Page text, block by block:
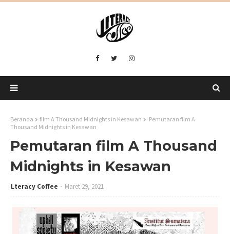
Beranda film A Thousand Midnights in Kesawan
Pemutaran film A
Thousand Midnights in Kesawan
Pemutaran film A Thousand
Midnights in Kesawan
Lteracy Coffee Maret 29, 2021